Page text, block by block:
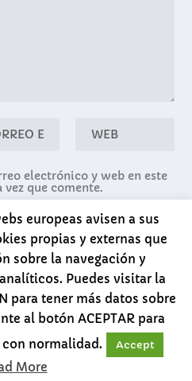
electrónico y web en este
vez que comente.
| Desarrollado por
europeas avisen a sus
propias y externas que
sobre la navegación y
Puedes visitar la
para tener más datos sobre
al botón ACEPTAR para
normalidad.
Accept
More